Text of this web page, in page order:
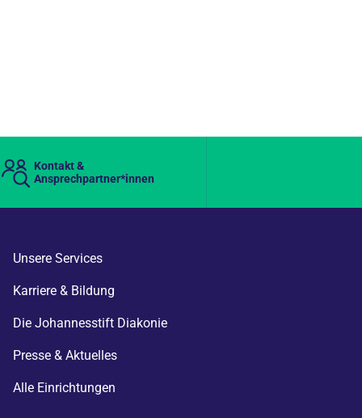
Kontakt &
Ansprechpartner*innen
Karriere & Bildung
Alle Einrichtungen